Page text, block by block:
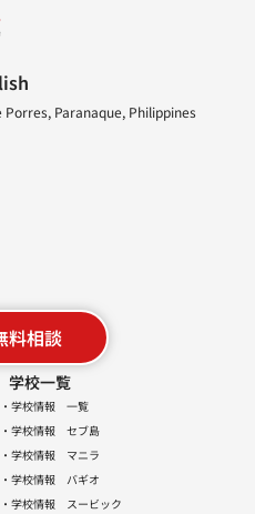
Paranaque, Philippines
料相談
学校一覧
・学校情報 一覧
・学校情報 セブ島
・学校情報 マニラ
・学校情報 バギオ
・学校情報 スービック